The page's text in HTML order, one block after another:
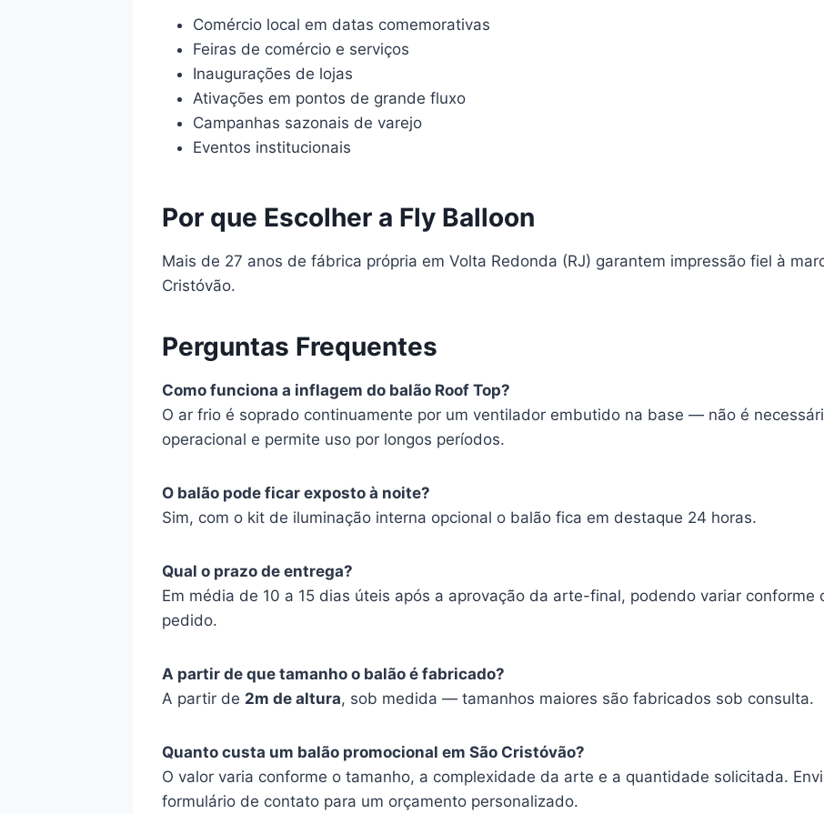
Comércio local em datas comemorativas
Feiras de comércio e serviços
Inaugurações de lojas
Ativações em pontos de grande fluxo
Campanhas sazonais de varejo
Eventos institucionais
Por que Escolher a Fly Balloon
Mais de 27 anos de fábrica própria em Volta Redonda (RJ) garantem impressão fiel à
Cristóvão.
Perguntas Frequentes
Como funciona a inflagem do balão Roof Top?
O ar frio é soprado continuamente por um ventilador embutido na base — não é
operacional e permite uso por longos períodos.
O balão pode ficar exposto à noite?
Sim, com o kit de iluminação interna opcional o balão fica em destaque 24 horas.
Qual o prazo de entrega?
Em média de 10 a 15 dias úteis após a aprovação da arte-final, podendo variar
pedido.
A partir de que tamanho o balão é fabricado?
A partir de 2m de altura, sob medida — tamanhos maiores são fabricados sob consulta.
Quanto custa um balão promocional em São Cristóvão?
O valor varia conforme o tamanho, a complexidade da arte e a quantidade solicitada.
formulário de contato para um orçamento personalizado.